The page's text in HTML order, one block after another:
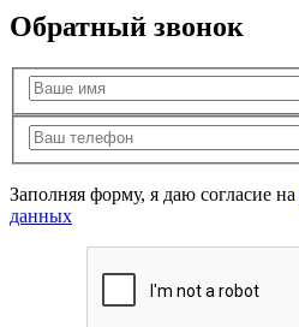
Обратный звонок
Заполняя форму, я даю согласие на
данных